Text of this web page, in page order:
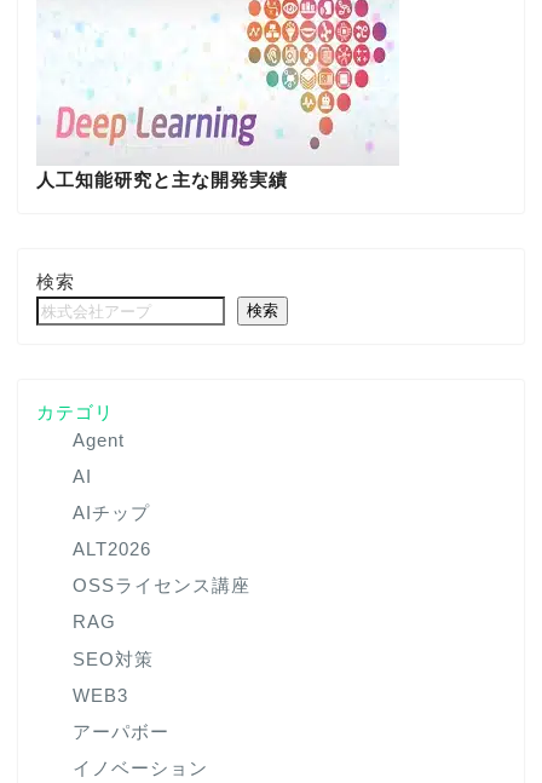
人工知能研究と主な開発実績
検索
検索
カテゴリ
Agent
AI
AIチップ
ALT2026
OSSライセンス講座
RAG
SEO対策
WEB3
アーパボー
イノベーション